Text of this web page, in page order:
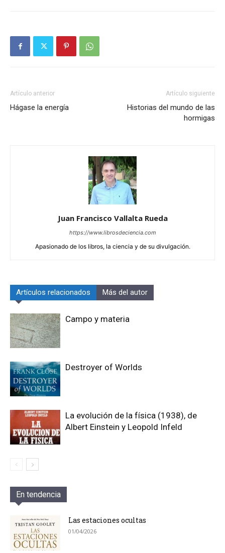
Artículo anterior
Hágase la energía
Artículo siguiente
Historias del mundo de las
hormigas
Juan Francisco Vallalta Rueda
https://www.librosdeciencia.com
Apasionado de los libros, la ciencia y de su divulgación.
Artículos relacionados Más del autor
Campo y materia
Destroyer of Worlds
La evolución de la física (1938), de
Albert Einstein y Leopold Infeld
En tendencia
Las estaciones ocultas
01/04/2026